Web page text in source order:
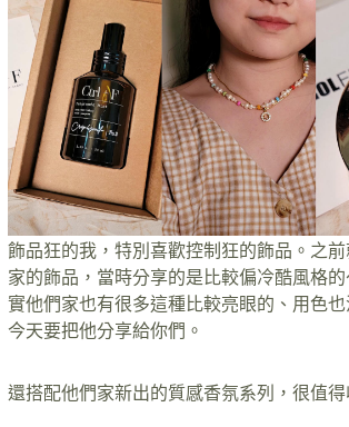
飾品狂的我，特別喜歡控制狂的飾品。之
家的飾品，當時分享的是比較偏冷酷風格
實他們家也有很多這種比較亮眼的、用色也
今天要把他分享給你們。
還搭配他們家新出的質感香氛系列，很值得